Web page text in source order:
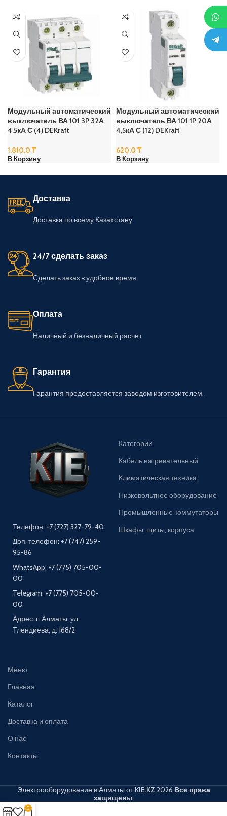
Модульный автоматический
выключатель ВА 101 3P 32А
4,5кА С (4) DEKraft
1,810.0 ₸
В Корзину
Модульный автоматический
выключатель ВА 101 1P 20А
4,5кА С (12) DEKraft
620.0 ₸
В Корзину
Доставка
Доставка по всему Казахстану
24/7 сделать заказ
Сделать заказ в удобное время
Оплата
Наличный и безналичный расчет
Гарантия
Гарантия предоставляется заводом изготовителем.
Телефон: +7 (727) 327-79-40
Доп. телефон: +7 (747) 259-
95-86
WhatsApp: +7 (775) 705-00-
00
Telegram: +7 (775) 705-00-
00
Адрес: г. Алматы, ул.
Тлендиева, д. 168/2
Категории
Кабель нагревательный
Климатическая техника
Низковольтное оборудование
Промышленные коммутаторы
Шкафы, щиты, корпуса
Меню
Главная
Каталог
Доставка и оплата
О нас
Контакты
Электрооборудование в Алматы отKIE.KZ 2026 Все права
защищены.
0